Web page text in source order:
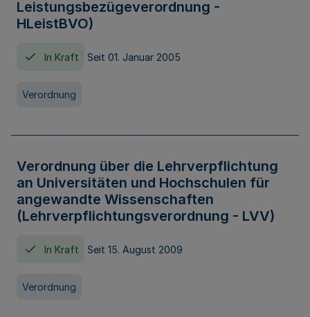
Leistungsbezügeverordnung -
HLeistBVO)
In Kraft Seit 01. Januar 2005
Verordnung
Verordnung über die Lehrverpflichtung
an Universitäten und Hochschulen für
angewandte Wissenschaften
(Lehrverpflichtungsverordnung - LVV)
In Kraft Seit 15. August 2009
Verordnung